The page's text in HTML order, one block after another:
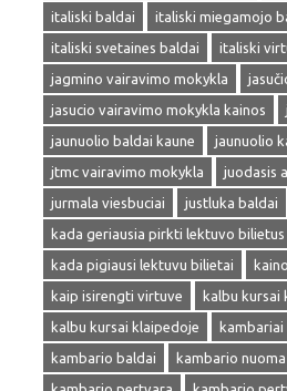
italiski baldai
italiski miegamojo
italiski svetaines baldai
italiski
jagmino vairavimo mokykla
jasucio vairavimo mokykla kainos
jaunuolio baldai kaune
jaunuolio
jtmc vairavimo mokykla
juodasis
jurmala viesbuciai
justluka baldai
kada geriausia pirkti lektuvo bilietus
kada pigiausi lektuvu bilietai
kaip isirengti virtuve
kalbu kursai
kalbu kursai klaipedoje
kambariai
kambario baldai
kambario